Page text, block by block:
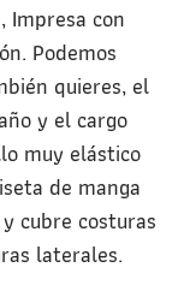
Impresa con
Podemos
quieres, el
y el cargo
muy elástico
de manga
cubre costuras
laterales.